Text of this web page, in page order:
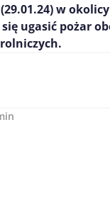
w okolicy
ugasić pożar